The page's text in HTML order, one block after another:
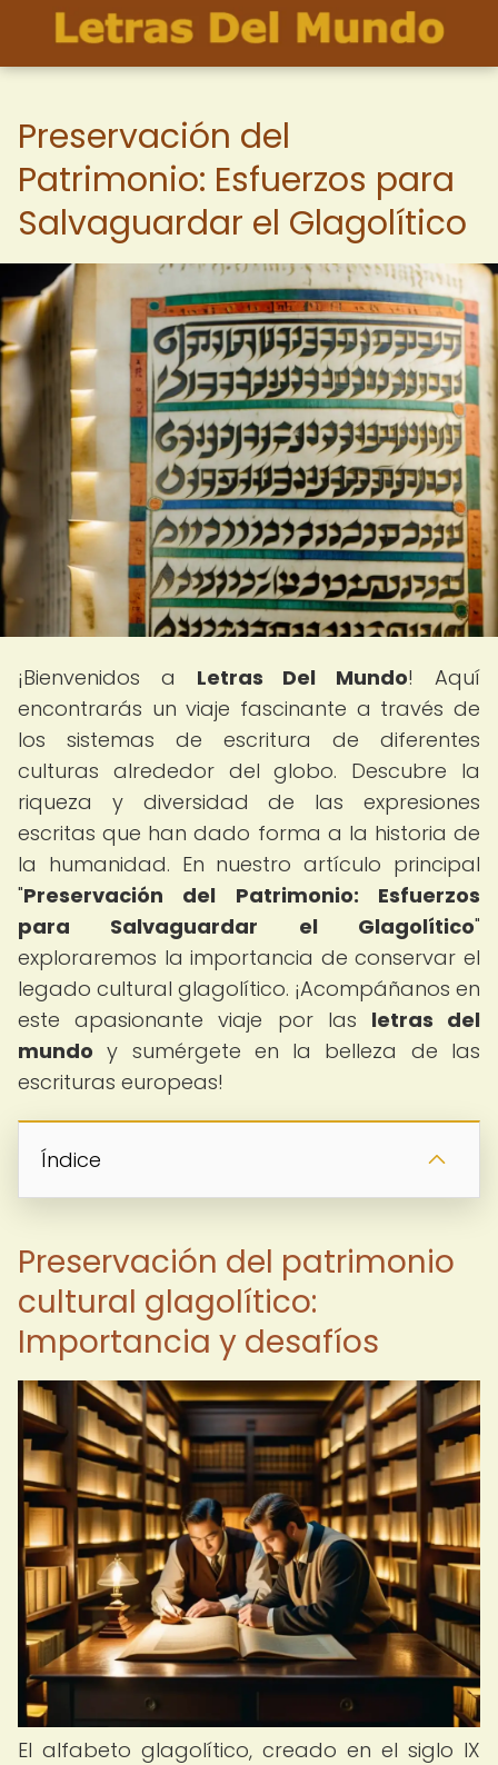
Preservación del
Patrimonio: Esfuerzos para
Salvaguardar el Glagolítico
¡Bienvenidos a Letras Del Mundo! Aquí
encontrarás un viaje fascinante a través de
los sistemas de escritura de diferentes
culturas alrededor del globo. Descubre la
riqueza y diversidad de las expresiones
escritas que han dado forma a la historia de
la humanidad. En nuestro artículo principal
"Preservación del Patrimonio: Esfuerzos
para Salvaguardar el Glagolítico"
exploraremos la importancia de conservar el
legado cultural glagolítico. ¡Acompáñanos en
este apasionante viaje por las letras del
mundo y sumérgete en la belleza de las
escrituras europeas!
Índice
Preservación del patrimonio
cultural glagolítico:
Importancia y desafíos
El alfabeto glagolítico, creado en el siglo IX